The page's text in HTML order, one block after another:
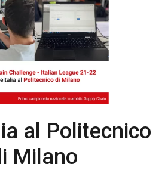
al Politecnico
Milano